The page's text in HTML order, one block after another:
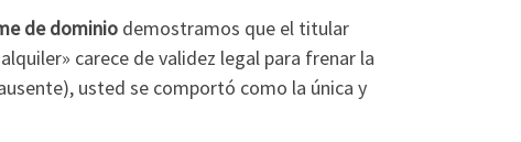
de dominio demostramos que el titular
carece de validez legal para frenar la
usted se comportó como la única y